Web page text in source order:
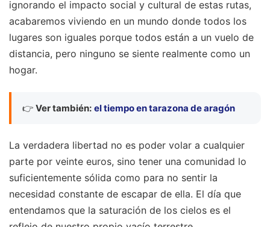
ignorando el impacto social y cultural de estas rutas,
acabaremos viviendo en un mundo donde todos los
lugares son iguales porque todos están a un vuelo de
distancia, pero ninguno se siente realmente como un
hogar.
👉 Ver también: el tiempo en tarazona de aragón
La verdadera libertad no es poder volar a cualquier
parte por veinte euros, sino tener una comunidad lo
suficientemente sólida como para no sentir la
necesidad constante de escapar de ella. El día que
entendamos que la saturación de los cielos es el